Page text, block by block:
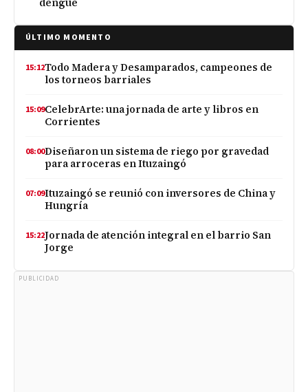
dengue
ÚLTIMO MOMENTO
15:12Todo Madera y Desamparados, campeones de
los torneos barriales
15:09CelebrArte: una jornada de arte y libros en
Corrientes
08:00Diseñaron un sistema de riego por gravedad
para arroceras en Ituzaingó
07:09Ituzaingó se reunió con inversores de China y
Hungría
15:22Jornada de atención integral en el barrio San
Jorge
PUBLICIDAD